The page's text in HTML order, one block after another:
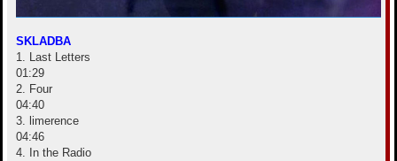
SKLADBA
1. Last Letters
01:29
2. Four
04:40
3. limerence
04:46
4. In the Radio